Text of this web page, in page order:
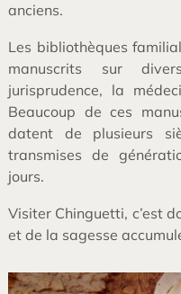
anciens.
Les bibliothèques
manuscrits sur
jurisprudence, la
Beaucoup de ces
datent de plusieurs
transmises de
jours.
Visiter Chinguetti, c’est
et de la sagesse